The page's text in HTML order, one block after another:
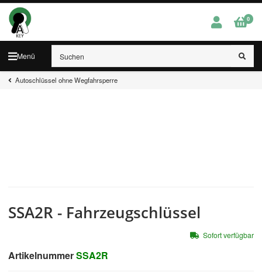
Menü
0
Autoschlüssel ohne Wegfahrsperre
SSA2R - Fahrzeugschlüssel
ArtikelnummerSSA2R
Sofort verfügbar